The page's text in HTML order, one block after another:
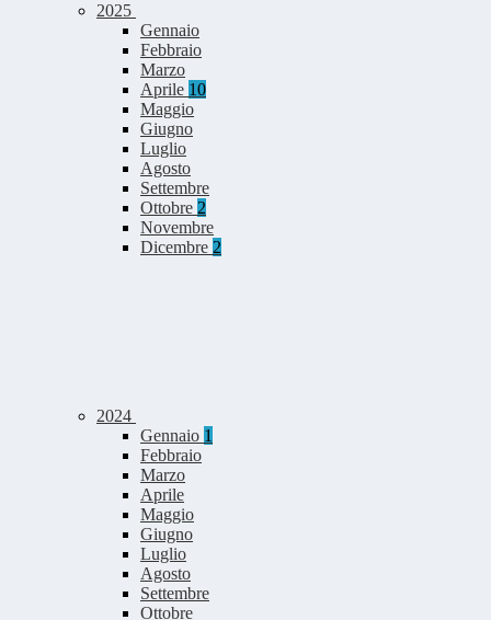
2025
Gennaio
Febbraio
Marzo
Aprile 10
Maggio
Giugno
Luglio
Agosto
Settembre
Ottobre 2
Novembre
Dicembre 2
2024
Gennaio 1
Febbraio
Marzo
Aprile
Maggio
Giugno
Luglio
Agosto
Settembre
Ottobre